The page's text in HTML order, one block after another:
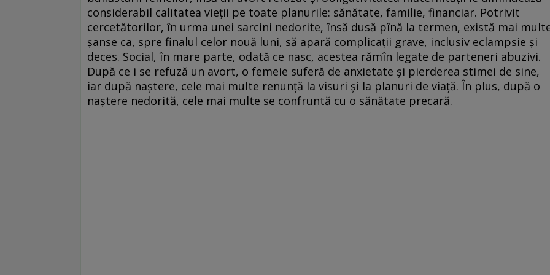
considerabil calitatea vieții pe toate planurile: sănătate, familie, financiar. Potrivit
cercetătorilor, în urma unei sarcini nedorite, însă dusă pînă la termen, există mai
șanse ca, spre finalul celor nouă luni, să apară complicații grave, inclusiv eclampsie și
deces. Social, în mare parte, odată ce nasc, acestea rămîn legate de parteneri abuzivi.
După ce i se refuză un avort, o femeie suferă de anxietate și pierderea stimei de sine,
iar după naștere, cele mai multe renunță la visuri și la planuri de viață. În plus, după o
naștere nedorită, cele mai multe se confruntă cu o sănătate precară.